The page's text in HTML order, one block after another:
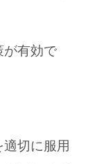
が有効で
切に服用